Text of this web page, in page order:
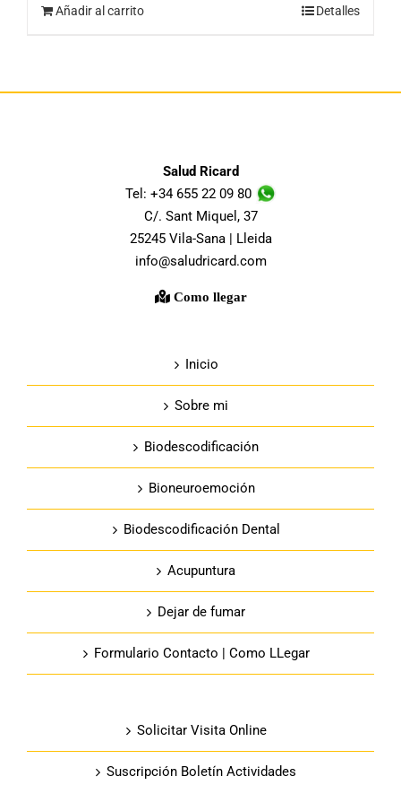
Añadir al carrito Detalles
Salud Ricard
Tel: +34 655 22 09 80
C/. Sant Miquel, 37
25245 Vila-Sana | Lleida
info@saludricard.com
Como llegar
Inicio
Sobre mi
Biodescodificación
Bioneuroemoción
Biodescodificación Dental
Acupuntura
Dejar de fumar
Formulario Contacto | Como LLegar
Solicitar Visita Online
Suscripción Boletín Actividades